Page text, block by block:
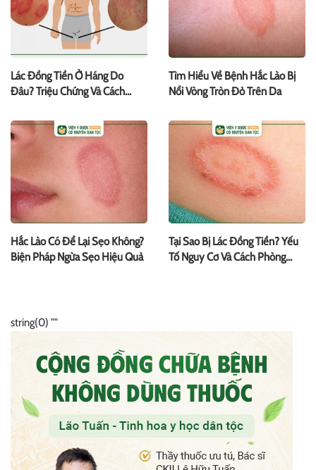
Lác Đồng Tiền Ở Háng Do
Đâu? Triệu Chứng Và Cách
Tìm Hiểu Về Bệnh Hắc Lào Bị
Nổi Vòng Tròn Đỏ Trên Da
Hắc Lào Có Để Lại Sẹo Không?
Biện Pháp Ngừa Sẹo Hiệu Quả
Tại Sao Bị Lác Đồng Tiền? Yếu
Tố Nguy Cơ Và Cách Phòng
string(0) ""